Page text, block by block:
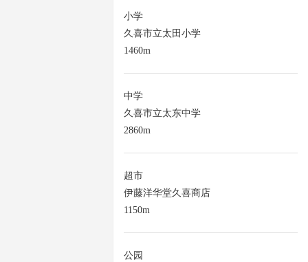
小学
久喜市立太田小学
1460m
中学
久喜市立太东中学
2860m
超市
伊藤洋华堂久喜商店
1150m
公园